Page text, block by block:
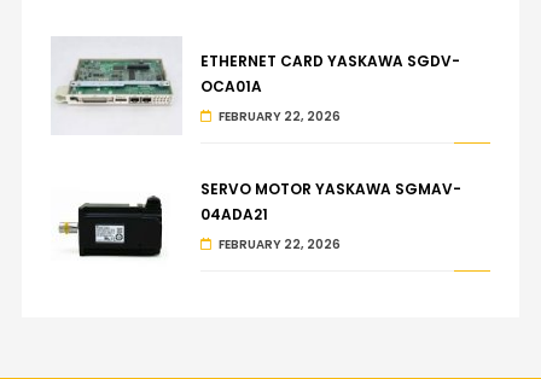
ETHERNET CARD YASKAWA SGDV-
OCA01A
FEBRUARY 22, 2026
SERVO MOTOR YASKAWA SGMAV-
04ADA21
FEBRUARY 22, 2026